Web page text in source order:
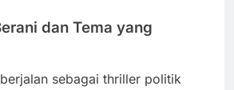
dan Tema yang
sebagai thriller politik